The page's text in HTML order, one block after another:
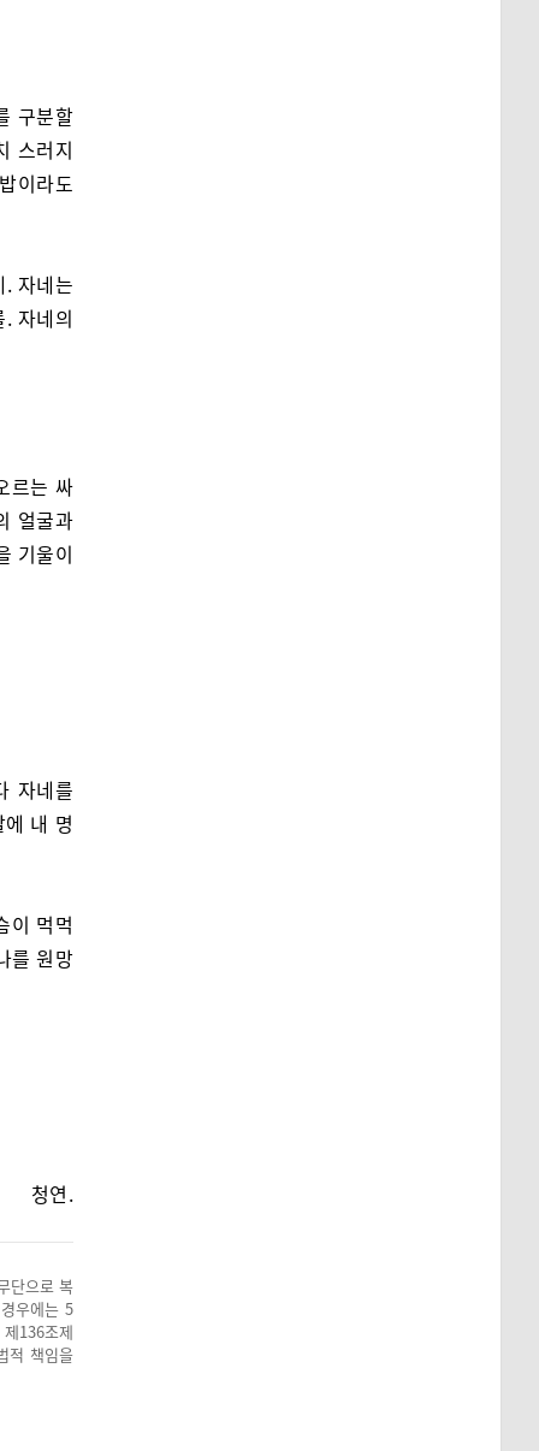
구분할
스러지
이라도
자네는
자네의
르는 싸
얼굴과
기울이
자네를
내 명
이 먹먹
를 원망
청연.
단으로 복
우에는 5
136조제
적 책임을